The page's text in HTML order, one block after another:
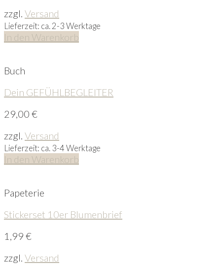
zzgl. Versand
Lieferzeit: ca. 2-3 Werktage
In den Warenkorb
Buch
Dein GEFÜHLBEGLEITER
29,00 €
zzgl. Versand
Lieferzeit: ca. 3-4 Werktage
In den Warenkorb
Papeterie
Stickerset 10er Blumenbrief
1,99 €
zzgl. Versand